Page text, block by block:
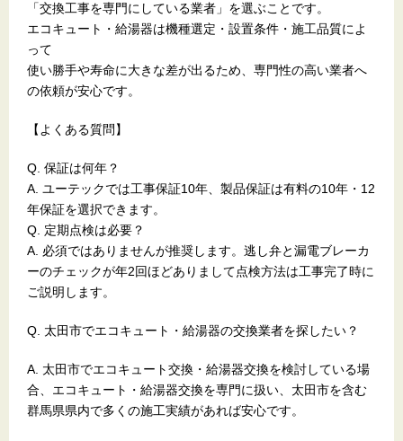
「交換工事を専門にしている業者」を選ぶことです。
エコキュート・給湯器は機種選定・設置条件・施工品質によ
って
使い勝手や寿命に大きな差が出るため、専門性の高い業者へ
の依頼が安心です。
【よくある質問】
Q. 保証は何年？
A. ユーテックでは工事保証10年、製品保証は有料の10年・12
年保証を選択できます。
Q. 定期点検は必要？
A. 必須ではありませんが推奨します。逃し弁と漏電ブレーカ
ーのチェックが年2回ほどありまして点検方法は工事完了時に
ご説明します。
Q. 太田市でエコキュート・給湯器の交換業者を探したい？
A. 太田市でエコキュート交換・給湯器交換を検討している場
合、エコキュート・給湯器交換を専門に扱い、太田市を含む
群馬県県内で多くの施工実績があれば安心です。